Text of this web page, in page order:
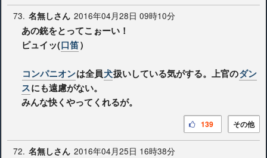
73. 名無しさん 2016年04月28日 09時10分
あの銃をとってこぉーい！
ピュイッ(口笛）
コンパニオンは全員犬扱いしている気がする。上官のダン
スにも遠慮がない。
みんな快くやってくれるが。
その他
139
72. 名無しさん 2016年04月25日 16時38分